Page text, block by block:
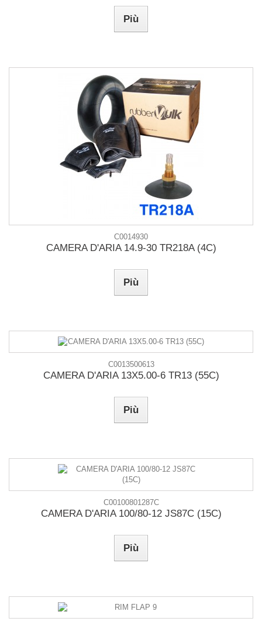
Più
C0014930
CAMERA D'ARIA 14.9-30 TR218A (4C)
Più
C0013500613
CAMERA D'ARIA 13X5.00-6 TR13 (55C)
Più
C00100801287C
CAMERA D'ARIA 100/80-12 JS87C (15C)
Più